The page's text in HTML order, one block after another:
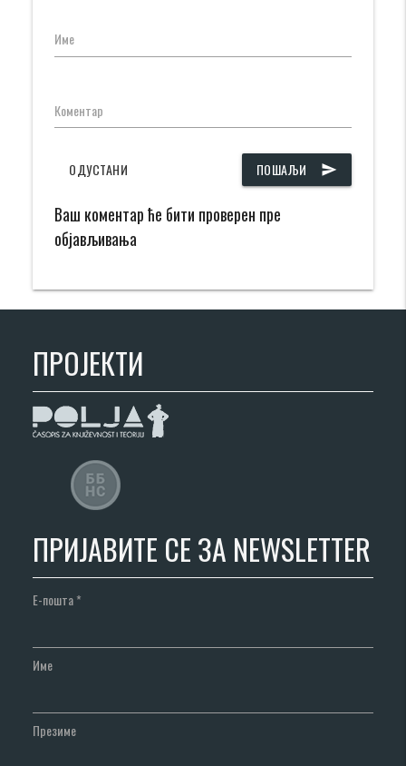
Име
Коментар
ПОШАЉИ send
ОДУСТАНИ
Ваш коментар ће бити проверен пре
објављивања
ПРОЈЕКТИ
ПРИЈАВИТЕ СЕ ЗА NEWSLETTER
Е-пошта*
Име
Презиме